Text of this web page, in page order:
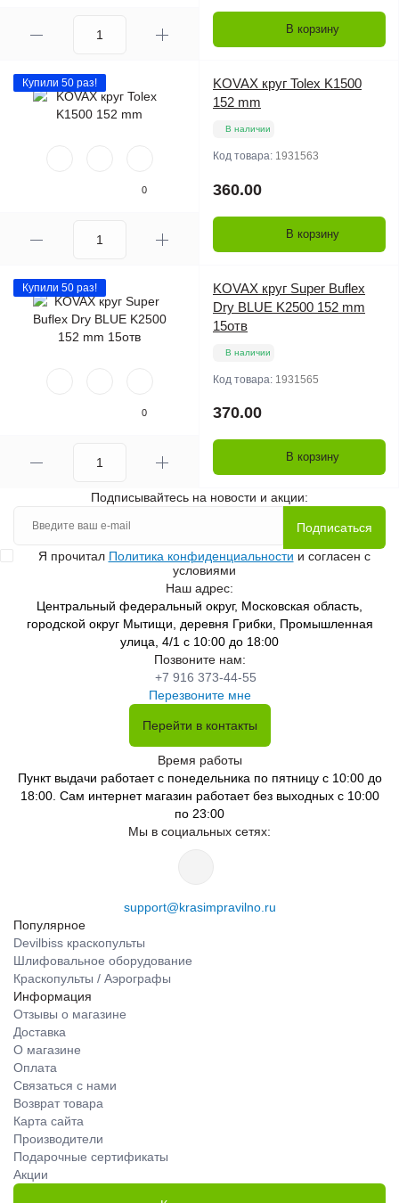
В корзину
Купили 50 раз!
0
KOVAX круг Tolex K1500
152 mm
В наличии
Код товара: 1931563
360.00
В корзину
Купили 50 раз!
0
KOVAX круг Super Buflex
Dry BLUE K2500 152 mm
15отв
В наличии
Код товара: 1931565
370.00
В корзину
Подписывайтесь на новости и акции:
Подписаться
Я прочитал Политика конфиденциальности и согласен с
условиями
Наш адрес:
Центральный федеральный округ, Московская область,
городской округ Мытищи, деревня Грибки, Промышленная
улица, 4/1 с 10:00 до 18:00
Позвоните нам:
+7 916 373-44-55
Перезвоните мне
Перейти в контакты
Время работы
Пункт выдачи работает с понедельника по пятницу с 10:00 до
18:00. Сам интернет магазин работает без выходных с 10:00
по 23:00
Мы в социальных сетях:
support@krasimpravilno.ru
Популярное
Devilbiss краскопульты
Шлифовальное оборудование
Краскопульты / Аэрографы
Информация
Отзывы о магазине
Доставка
О магазине
Оплата
Связаться с нами
Возврат товара
Карта сайта
Производители
Подарочные сертификаты
Акции